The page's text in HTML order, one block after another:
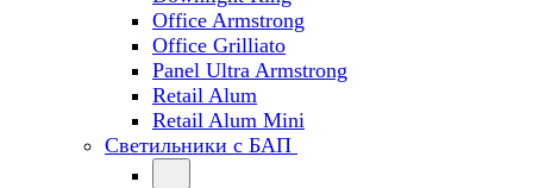
Office Armstrong
Office Grilliato
Panel Ultra Armstrong
Retail Alum
Retail Alum Mini
Светильники с БАП